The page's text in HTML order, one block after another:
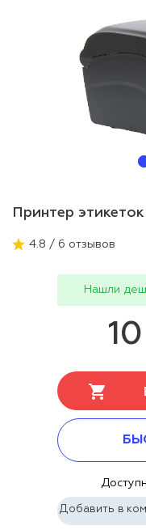
Принтер
4.8 / 6 отзывов
Нашли
Добавить в